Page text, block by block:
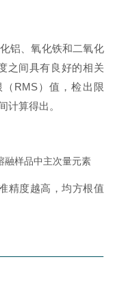
铝、氧化铁和二氧化
之间具有良好的相关
RMS）值，检出限
计算得出。
精度越高，均方根值